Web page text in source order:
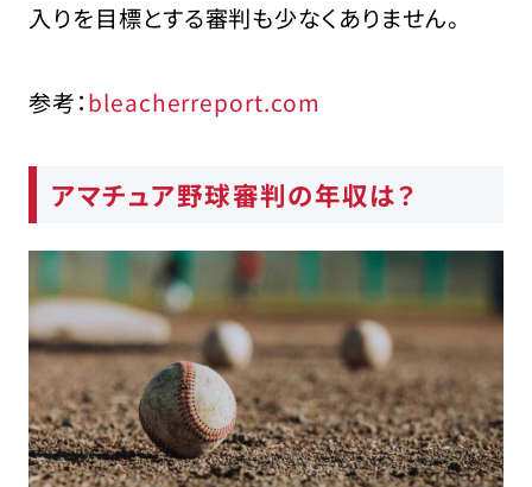
入りを目標とする審判も少なくありません。
参考：bleacherreport.com
アマチュア野球審判の年収は？